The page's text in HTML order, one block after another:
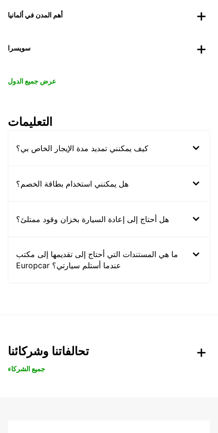
أهم المدن في ألمانيا
سويسرا
عرض جميع الدول
التعليمات
كيف يمكنني تمديد مدة الإيجار الخاص بي؟
هل يمكنني استخدام بطاقة الخصم؟
هل أحتاج إلى إعادة السيارة بخزان وقود ممتلئ؟
ما هي المستندات التي أحتاج إلى تقديمها إلى مكتب
Europcar عندما أستلم سيارتي؟
تحالفاتنا وشركائنا
جميع الشركاء